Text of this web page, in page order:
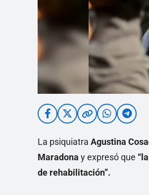
La psiquiatra Agustina
Maradona y expresó que
de rehabilitación”.